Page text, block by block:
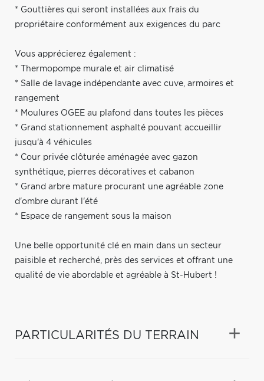
* Gouttières qui seront installées aux frais du
propriétaire conformément aux exigences du parc
Vous apprécierez également :
* Thermopompe murale et air climatisé
* Salle de lavage indépendante avec cuve, armoires et
rangement
* Moulures OGEE au plafond dans toutes les pièces
* Grand stationnement asphalté pouvant accueillir
jusqu'à 4 véhicules
* Cour privée clôturée aménagée avec gazon
synthétique, pierres décoratives et cabanon
* Grand arbre mature procurant une agréable zone
d'ombre durant l'été
* Espace de rangement sous la maison
Une belle opportunité clé en main dans un secteur
paisible et recherché, près des services et offrant une
qualité de vie abordable et agréable à St-Hubert !
PARTICULARITÉS DU TERRAIN